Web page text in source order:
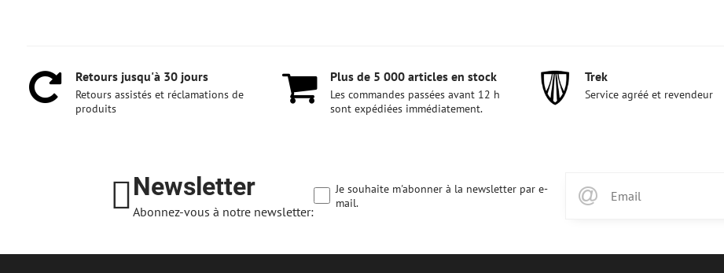
Retours jusqu'à 30 jours
Retours assistés et réclamations de
produits
Plus de 5 000 articles en stock
Les commandes passées avant 12 h
sont expédiées immédiatement.
Trek
Service agréé et revendeur
Newsletter
Abonnez-vous à notre newsletter:
Je souhaite m'abonner à la newsletter par e-
mail.